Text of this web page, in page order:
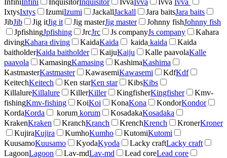
IxtysIxtys IzumiIzumi JackallJackall Jara baitsJara baits
JibJib Jig itJig it Jig masterJig master Johnny fishJohnny fish
JpfishingJpfishing JrcJrc Js companyJs company
Kahara
divingKahara diving KaidaKaida kaida kaida
Kaida
baitholderKaida baitholder KaijuKaiju Kalle paavolaKalle
paavola
KamasingKamasing KashimaKashima
KastmasterKastmaster KawasemiKawasemi KdfKdf
KeitechKeitech Ken starKen star KibsKibs
KillalureKillalure KillerKiller KingfisherKingfisher
Kmv-
fishingKmv-fishing KoiKoi KonaKona KondorKondor
KordaKorda korum korum KosadakaKosadaka
KrakenKraken KranchKranch KrenchKrench KronerKroner
KujiraKujira KumhoKumho KutomiKutomi
KuusamoKuusamo KyodaKyoda Lacky craftLacky craft
LagoonLagoon Lav-mdLav-md Lead coreLead core